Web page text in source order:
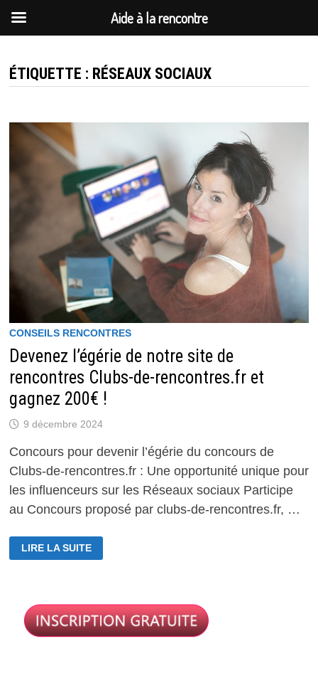
au
contenu
ÉTIQUETTE : RÉSEAUX SOCIAUX
CONSEILS RENCONTRES
Devenez l’égérie de notre site de
rencontres Clubs-de-rencontres.fr et
gagnez 200€ !
9 décembre 2024
Concours pour devenir l’égérie du concours de
Clubs-de-rencontres.fr : Une opportunité unique pour
les influenceurs sur les Réseaux sociaux Participe
au Concours proposé par clubs-de-rencontres.fr, …
DEVENEZ
L’ÉGÉRIE
DE
RENCONTRES
CLUBS-
DE-
RENCONTRES.FR
LIRE LA SUITE
Aide à la rencontre